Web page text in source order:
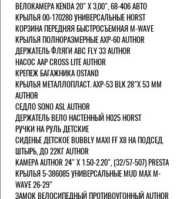
ВЕЛОКАМЕРА KENDA 20" Х 3,00", 68-406 АВТО
КРЫЛЬЯ 00-170280 УНИВЕРСАЛЬНЫЕ HORST
КОРЗИНА ПЕРЕДНЯЯ БЫСТРОСЪЕМНАЯ M-WAVE
КРЫЛЬЯ ПОЛНОРАЗМЕРНЫЕ AXP-60 AUTHOR
ДЕРЖАТЕЛЬ ФЛЯГИ АВС FLY 33 AUTHOR
НАСОС AAP CROSS LITE AUTHOR
КРЕПЕЖ БАГАЖНИКА OSTAND
КРЫЛЬЯ МЕТАЛЛОПЛАСТ. AXP-53 BLK 28"Х 53 ММ
AUTHOR
СЕДЛО SONO ASL AUTHOR
ДЕРЖАТЕЛЬ ВЕЛО НАСТЕННЫЙ H025 HORST
РУЧКИ НА РУЛЬ ДЕТСКИЕ
СИДЕНЬЕ ДЕТСКОЕ BUBBLY MAXI FF X8 НА ПОДСЕД.
ШТЫРЬ, ДО 22КГ AUTHOR
КАМЕРА AUTHOR 24" Х 1.50-2.20", (32/57-507) PRESTA
КРЫЛЬЯ 5-386085 УНИВЕРСАЛЬНЫЕ MUD MAX M-
WAVE 26-29"
ЗАМОК ВЕЛОСИПЕДНЫЙ ПРОТИВОУГОННЫЙ AUTHOR